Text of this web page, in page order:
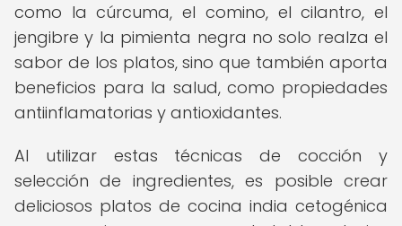
como la cúrcuma, el comino, el cilantro, el
jengibre y la pimienta negra no solo realza el
sabor de los platos, sino que también aporta
beneficios para la salud, como propiedades
antiinflamatorias y antioxidantes.
Al utilizar estas técnicas de cocción y
selección de ingredientes, es posible crear
deliciosos platos de cocina india cetogénica